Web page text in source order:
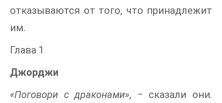
отказываются от того, что принадлежит
им.
Глава 1
Джорджи
«Поговори с драконами», ‒ сказали они.